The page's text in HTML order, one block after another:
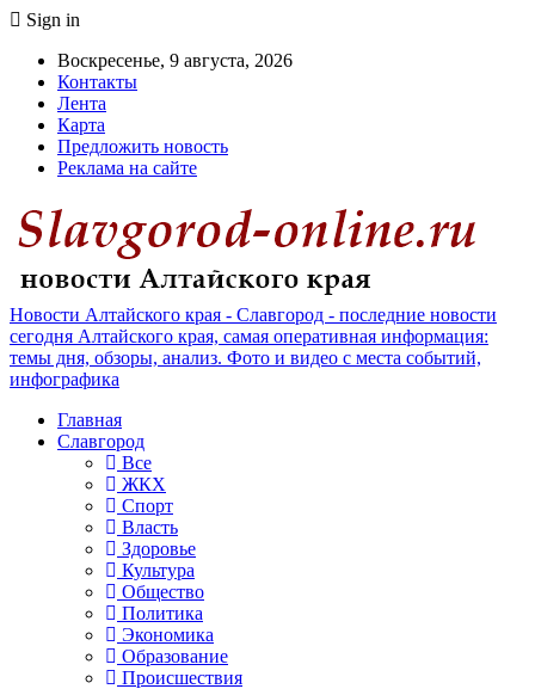
Sign in
Воскресенье, 9 августа, 2026
Контакты
Лента
Карта
Предложить новость
Реклама на сайте
Новости Алтайского края - Славгород - последние новости
сегодня Алтайского края, самая оперативная информация:
темы дня, обзоры, анализ. Фото и видео с места событий,
инфографика
Главная
Славгород
Все
ЖКХ
Спорт
Власть
Здоровье
Культура
Общество
Политика
Экономика
Образование
Происшествия